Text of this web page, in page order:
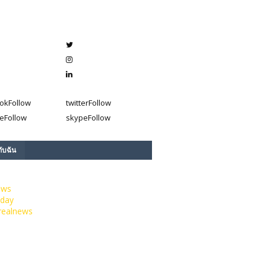
Follow twitterFollow
Follow skypeFollow
บฉัน